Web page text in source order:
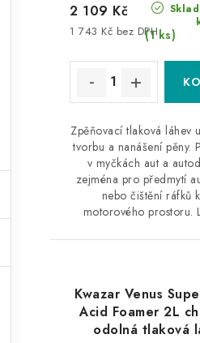
t
(1 ks)
1 743 Kč bez DPH
2 109 Kč
Zpěňovací tlaková láhev
tvorbu a nanášení pěny.
v myčkách aut a
zejména pro předmytí
nebo čištění ráfků
motorového prostoru.
Kwazar Venus
Acid Foamer 2L
odolná tlaková